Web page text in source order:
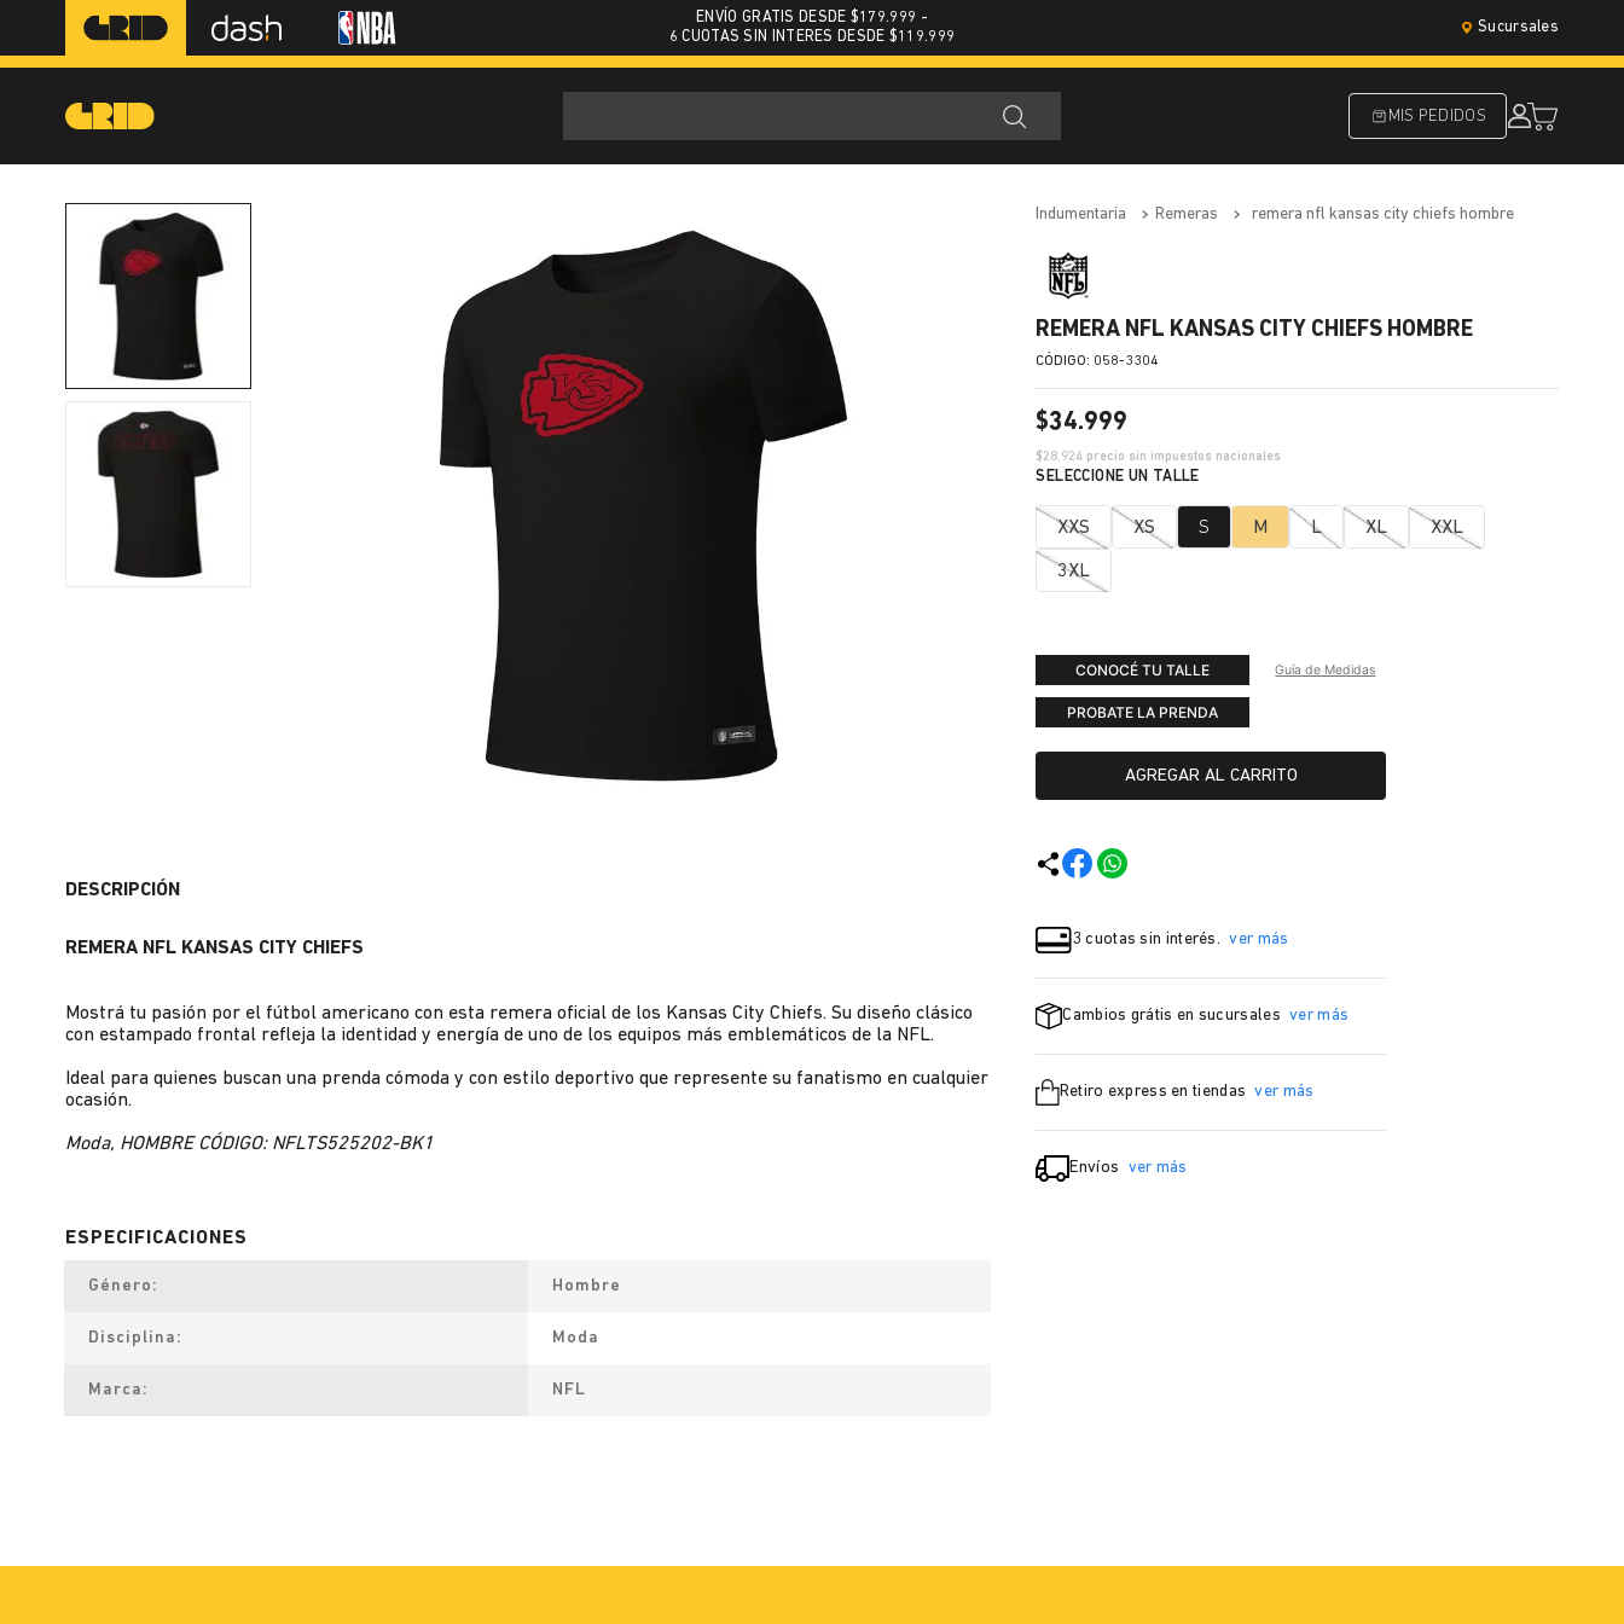
ENVÍO GRATIS DESDE $179.999 -
6 CUOTAS SIN INTERES DESDE $119.999
Sucursales
MIS PEDIDOS
DESCRIPCIÓN
REMERA NFL KANSAS CITY CHIEFS
Mostrá tu pasión por el fútbol americano con esta remera oficial de los Kansas City Chiefs. Su diseño clásico
con estampado frontal refleja la identidad y energía de uno de los equipos más emblemáticos de la NFL.
Ideal para quienes buscan una prenda cómoda y con estilo deportivo que represente su fanatismo en cualquier
ocasión.
Moda, HOMBRE CÓDIGO: NFLTS525202-BK1
Género Hombre
Disciplina Moda
Marca NFL
indumentaria remeras remera nfl kansas city chiefs hombre
REMERA NFL KANSAS CITY CHIEFS HOMBRE
: 058-3304
$34.999
$28.924 precio sin impuestos nacionales
XXS XS S M L XL XXL
3XL
CONOCÉ TU TALLE Guía de Medidas
PROBATE LA PRENDA
AGREGAR AL CARRITO
3 cuotas sin interés. ver más
Cambios grátis en sucursales ver más
Retiro express en tiendas ver más
Envíos ver más